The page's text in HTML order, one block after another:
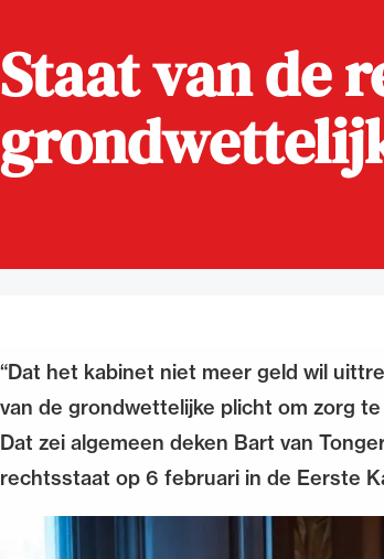
Staat van de
“Dat het kabinet niet meer geld wil
van de grondwettelijke plicht om zorg
Dat zei algemeen deken Bart van
rechtsstaat op 6 februari in de Eerste
Alle wet- en
Advocatenwet tot